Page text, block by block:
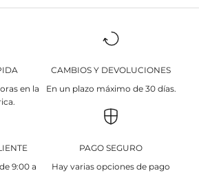
en la
CAMBIOS Y DEVOLUCIONES
En un plazo máximo de 30 días.
9:00 a
PAGO SEGURO
Hay varias opciones de pago